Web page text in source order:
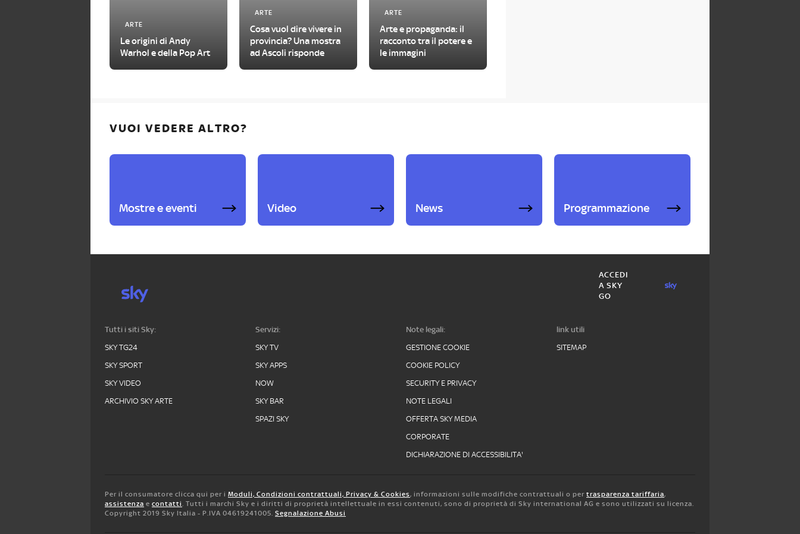
ARTE
Le origini di Andy
Warhol e della Pop Art
ARTE
Cosa vuol dire vivere in
provincia? Una mostra
ad Ascoli risponde
ARTE
Arte e propaganda: il
racconto tra il potere e
le immagini
VUOI VEDERE ALTRO?
Mostre e eventi Video News Programmazione
ACCEDI
A SKY
GO
Tutti i siti Sky:
SKY TG24
SKY SPORT
SKY VIDEO
ARCHIVIO SKY ARTE
Servizi:
SKY TV
SKY APPS
NOW
SKY BAR
SPAZI SKY
Note legali:
GESTIONE COOKIE
COOKIE POLICY
SECURITY E PRIVACY
NOTE LEGALI
OFFERTA SKY MEDIA
CORPORATE
DICHIARAZIONE DI ACCESSIBILITA'
link utili
SITEMAP
Per il consumatore clicca qui per i Moduli, Condizioni contrattuali, Privacy & Cookies, informazioni sulle modifiche contrattuali o per trasparenza tariffaria,
assistenza e contatti. Tutti i marchi Sky e i diritti di proprietà intellettuale in essi contenuti, sono di proprietà di Sky international AG e sono utilizzati su licenza.
Copyright 2019 Sky Italia - P.IVA 04619241005. Segnalazione Abusi